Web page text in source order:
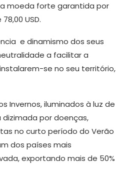
moeda forte garantida por
USD.
e dinamismo dos seus
a facilitar a
se no seu território,
Invernos, iluminados à luz de
por doenças,
no curto período do Verão
dos países mais
exportando mais de 50%